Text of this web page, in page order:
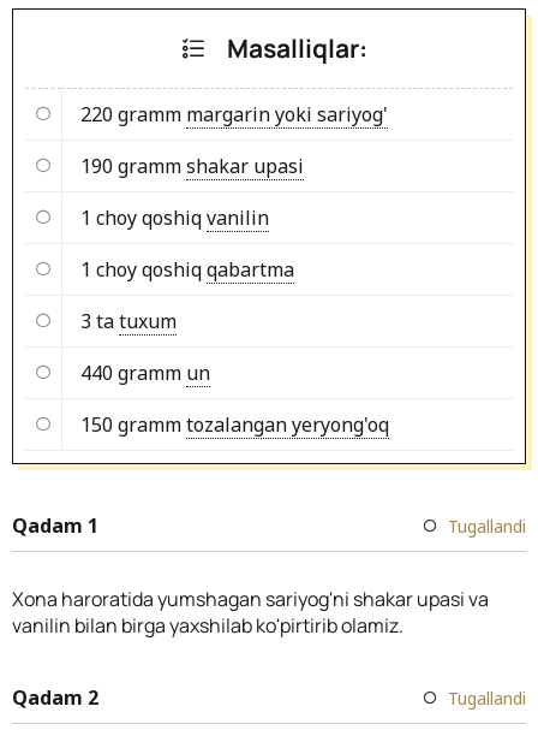
Masalliqlar:
220 gramm margarin yoki sariyog'
190 grammshakar upasi
1 choy qoshiqvanilin
1 choy qoshiqqabartma
3 tatuxum
440 gramm un
150 grammtozalangan yeryong'oq
Qadam 1 Tugallandi
Xona haroratida yumshagan sariyog'ni shakar upasi va
vanilin bilan birga yaxshilab ko'pirtirib olamiz.
Qadam 2 Tugallandi